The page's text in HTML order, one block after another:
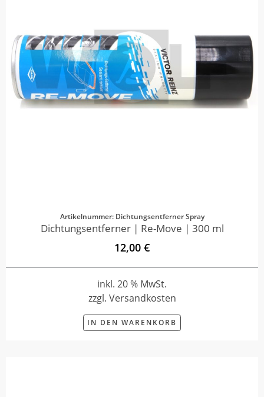
Artikelnummer: Dichtungsentferner Spray
Dichtungsentferner | Re-Move | 300 ml
12,00 €
inkl. 20 % MwSt.
zzgl. Versandkosten
IN DEN WARENKORB